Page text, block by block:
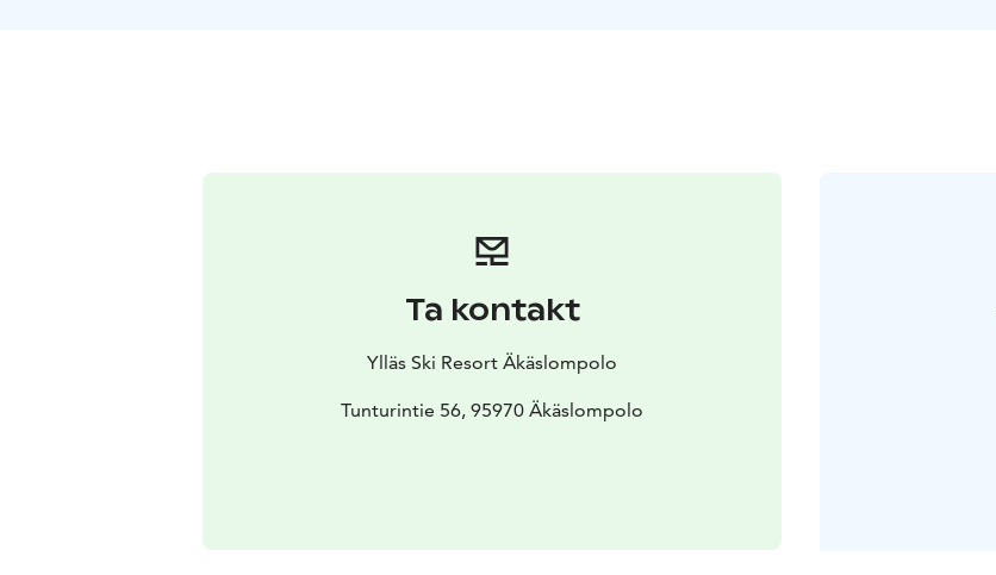
Ta kontakt
Ylläs Ski Resort Äkäslompolo
Tunturintie 56, 95970 Äkäslompolo